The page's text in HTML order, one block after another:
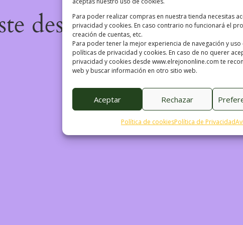
Para poder realizar compras en nuestra tienda necesitas
privacidad y cookies. En caso contrario no funcionará el
creación de cuentas, etc.
Para poder tener la mejor experiencia de navegación y
políticas de privacidad y cookies. En caso de no querer
privacidad y cookies desde www.elrejononline.com te
web y buscar información en otro sitio web.
Aceptar Rechazar
Política de cookiesPolítica de Privacidad
desastre! Estamos
¡vuelve